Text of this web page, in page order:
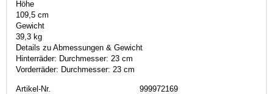
Höhe
109,5 cm
Gewicht
39,3 kg
Details zu Abmessungen & Gewicht
Hinterräder: Durchmesser: 23 cm
Vorderräder: Durchmesser: 23 cm
Artikel-Nr.
999972169